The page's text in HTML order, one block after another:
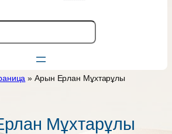
»Арын Ерлан Мұхтарұлы
Мұхтарұлы